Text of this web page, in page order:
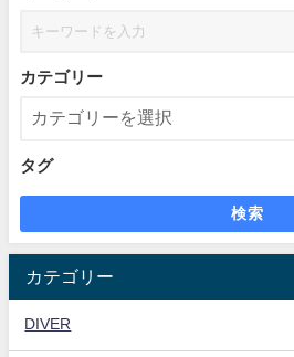
カテゴリー
タグ
検索
カテゴリー
DIVER